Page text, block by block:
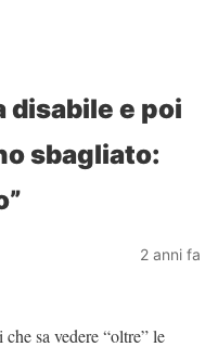
e poi
sbagliato:
2 anni fa
sa vedere “oltre” le